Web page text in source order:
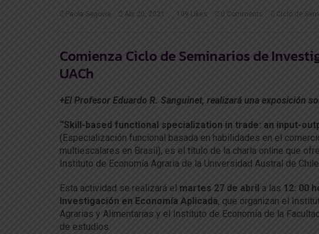
Paola Segovia Abr 20, 2021 109 Likes 0 Comments Ciclo de
Comienza Ciclo de Seminarios de
UACh
+El Profesor Eduardo R. Sanguinet, realizará una exposición
“Skill-based functional specialization in trade: an input-
(Especialización funcional basada en habilidades en el
multiescalares en Brasil), es el título de la charla online que
Instituto de Economía Agraria de la Universidad Austral de
Esta actividad se realizará el martes 27 de abril a las 12: 00
Investigación en Economía Aplicada, que organizan el
Agrarias y Alimentarias y el Instituto de Economía de la
de estudios.